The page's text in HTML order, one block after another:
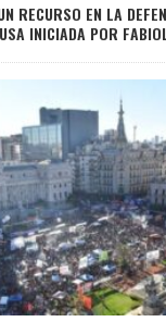
RECURSO EN LA
INICIADA POR